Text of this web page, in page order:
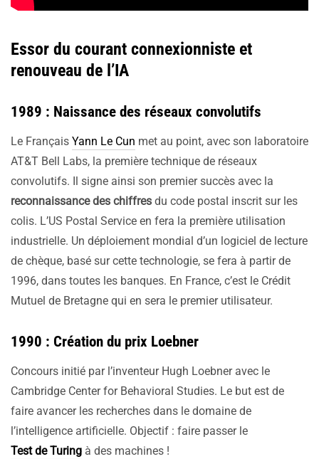
Essor du courant connexionniste et
renouveau de l’IA
1989 : Naissance des réseaux convolutifs
Le Français Yann Le Cun met au point, avec son laboratoire
AT&T Bell Labs, la première technique de réseaux
convolutifs. Il signe ainsi son premier succès avec la
reconnaissance des chiffres du code postal inscrit sur les
colis. L’US Postal Service en fera la première utilisation
industrielle. Un déploiement mondial d’un logiciel de lecture
de chèque, basé sur cette technologie, se fera à partir de
1996, dans toutes les banques. En France, c’est le Crédit
Mutuel de Bretagne qui en sera le premier utilisateur.
1990 : Création du prix Loebner
Concours initié par l’inventeur Hugh Loebner avec le
Cambridge Center for Behavioral Studies. Le but est de
faire avancer les recherches dans le domaine de
l’intelligence artificielle. Objectif : faire passer le
Test de Turing à des machines !